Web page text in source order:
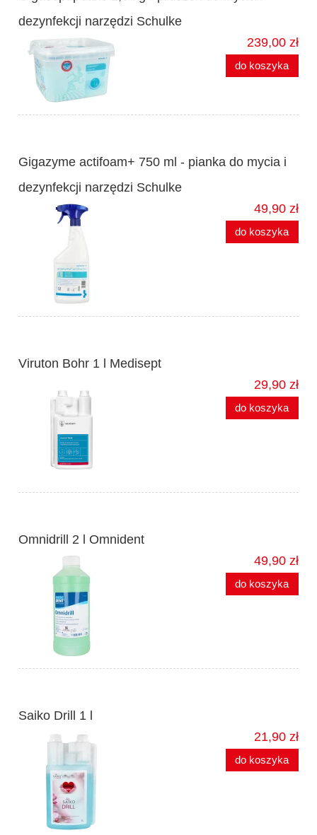
dezynfekcji narzędzi Schulke
239,00 zł
do koszyka
Gigazyme actifoam+ 750 ml - pianka do mycia i
dezynfekcji narzędzi Schulke
49,90 zł
do koszyka
Viruton Bohr 1 l Medisept
29,90 zł
do koszyka
Omnidrill 2 l Omnident
49,90 zł
do koszyka
Saiko Drill 1 l
21,90 zł
do koszyka